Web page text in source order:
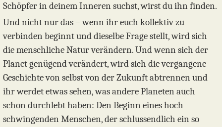
Schöpfer in deinem Inneren suchst, wirst du ihn finden.
Und nicht nur das – wenn ihr euch kollektiv zu
verbinden beginnt und dieselbe Frage stellt, wird sich
die menschliche Natur verändern. Und wenn sich der
Planet genügend verändert, wird sich die vergangene
Geschichte von selbst von der Zukunft abtrennen und
ihr werdet etwas sehen, was andere Planeten auch
schon durchlebt haben: Den Beginn eines hoch
schwingenden Menschen, der schlussendlich ein so